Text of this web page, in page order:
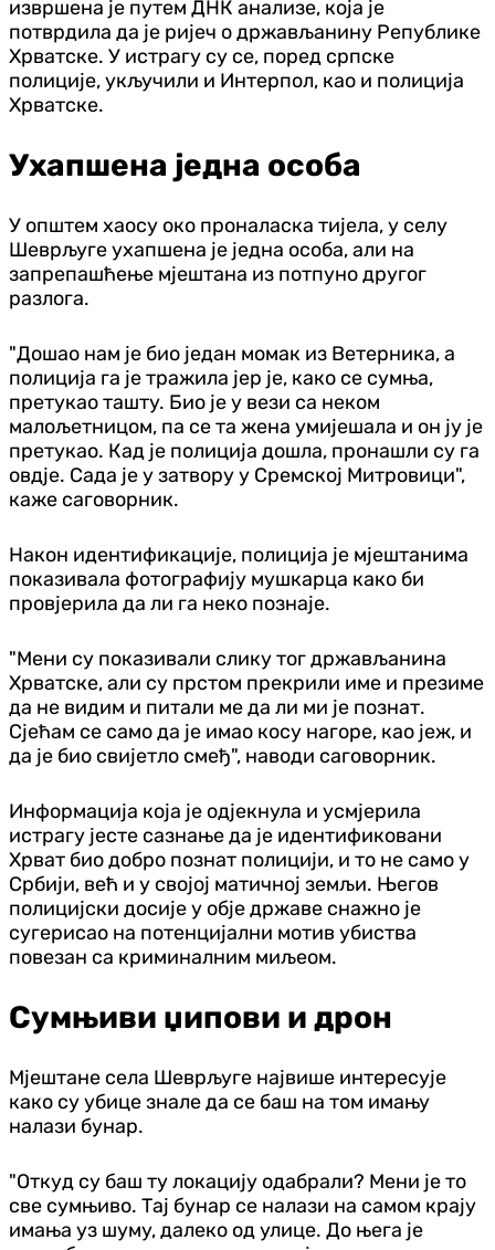
извршена је путем ДНК анализе, која је
потврдила да је ријеч о држављанину Републике
Хрватске. У истрагу су се, поред српске
полиције, укључили и Интерпол, као и полиција
Хрватске.
Ухапшена једна особа
У општем хаосу око проналаска тијела, у селу
Шеврљуге ухапшена је једна особа, али на
запрепашћење мјештана из потпуно другог
разлога.
"Дошао нам је био један момак из Ветерника, а
полиција га је тражила јер је, како се сумња,
претукао ташту. Био је у вези са неком
малољетницом, па се та жена умијешала и он ју је
претукао. Кад је полиција дошла, пронашли су га
овдје. Сада је у затвору у Сремској Митровици",
каже саговорник.
Након идентификације, полиција је мјештанима
показивала фотографију мушкарца како би
провјерила да ли га неко познаје.
"Мени су показивали слику тог држављанина
Хрватске, али су прстом прекрили име и презиме
да не видим и питали ме да ли ми је познат.
Сјећам се само да је имао косу нагоре, као јеж, и
да је био свијетло смеђ", наводи саговорник.
Информација која је одјекнула и усмјерила
истрагу јесте сазнање да је идентификовани
Хрват био добро познат полицији, и то не само у
Србији, већ и у својој матичној земљи. Његов
полицијски досије у обје државе снажно је
сугерисао на потенцијални мотив убиства
повезан са криминалним миљеом.
Сумњиви џипови и дрон
Мјештане села Шеврљуге највише интересује
како су убице знале да се баш на том имању
налази бунар.
"Откуд су баш ту локацију одабрали? Мени је то
све сумњиво. Тај бунар се налази на самом крају
имања уз шуму, далеко од улице. До њега је